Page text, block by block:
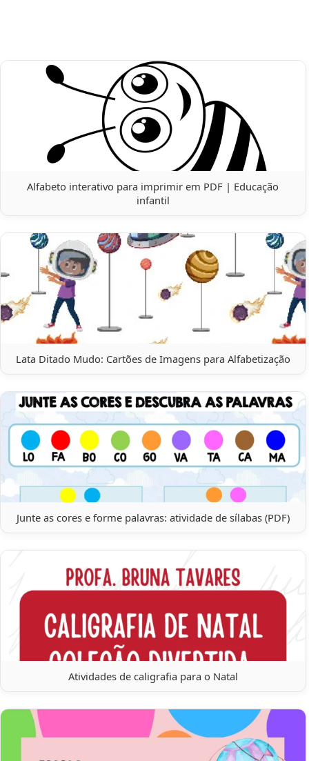
Alfabeto interativo para imprimir em PDF | Educação
infantil
Lata Ditado Mudo: Cartões de Imagens para Alfabetização
Junte as cores e forme palavras: atividade de sílabas (PDF)
Atividades de caligrafia para o Natal